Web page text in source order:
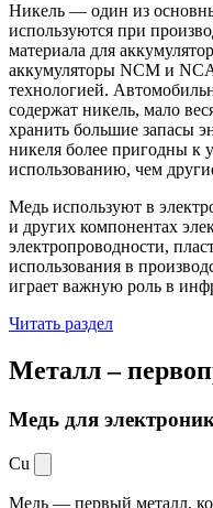
Никель — один из
используются при
материала для
аккумуляторы NCM и
технологией.
содержат никель, мало
хранить большие запасы
никеля более пригодны к
использованию, чем
Медь используют в
и других компонентах
электропроводности,
использования в
играет важную роль в
Читать раздел
Металл –
Медь для
Cu
Медь — первый металл,